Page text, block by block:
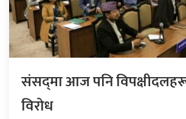
संसद्‍मा आज पनि
विरोध